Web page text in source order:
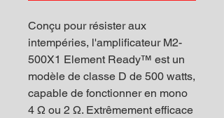
Conçu pour résister aux
intempéries, l'amplificateur M2-
500X1 Element Ready™ est un
modèle de classe D de 500 watts,
capable de fonctionner en mono
4 Ω ou 2 Ω. Extrêmement efficace